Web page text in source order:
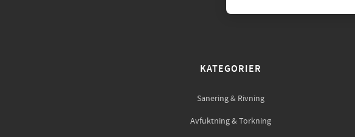
KATEGORIER
Sanering & Rivning
Avfuktning & Torkning